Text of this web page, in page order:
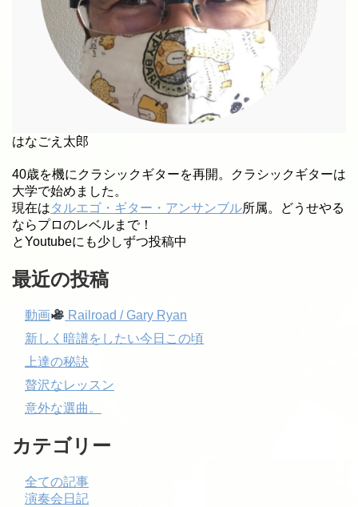
はなごえ太郎
40歳を機にクラシックギターを再開。クラシックギターは
大学で始めました。
現在はタルエゴ・ギター・アンサンブル所属。どうせやる
ならプロのレベルまで！
とYoutubeにも少しずつ投稿中
最近の投稿
動画
Railroad / Gary Ryan
新しく暗譜をしたい今日この頃
上達の秘訣
贅沢なレッスン
意外な選曲。
カテゴリー
全ての記事
演奏会日記